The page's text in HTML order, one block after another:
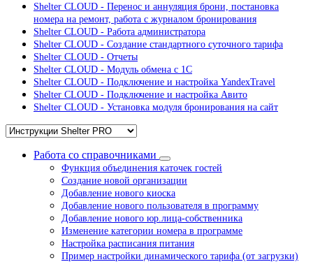
Shelter CLOUD - Перенос и аннуляция брони, постановка
номера на ремонт, работа с журналом бронирования
Shelter CLOUD - Работа администратора
Shelter CLOUD - Создание стандартного суточного тарифа
Shelter CLOUD - Отчеты
Shelter CLOUD - Модуль обмена с 1С
Shelter CLOUD - Подключение и настройка YandexTravel
Shelter CLOUD - Подключение и настройка Авито
Shelter CLOUD - Установка модуля бронирования на сайт
Работа со справочниками
Функция объединения каточек гостей
Создание новой организации
Добавление нового киоска
Добавление нового пользователя в программу
Добавление нового юр.лица-собственника
Изменение категории номера в программе
Настройка расписания питания
Пример настройки динамического тарифа (от загрузки)